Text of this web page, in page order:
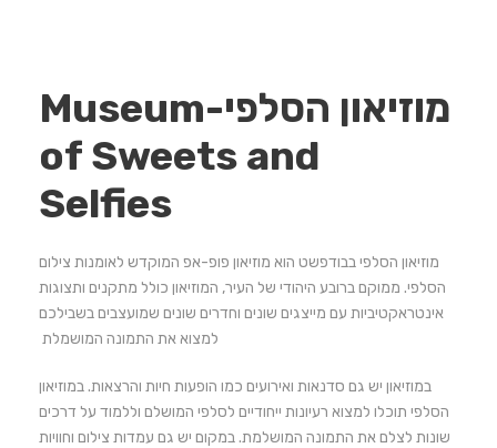
מוזיאון הסלפי-Museum
of Sweets and
Selfies
מוזיאון הסלפי בבודפשט הוא מוזיאון פופ-אפ המוקדש לאומנות צילום
הסלפי. ממוקם ברובע היהודי של העיר, המוזיאון כולל מתקנים ותצוגות
אינטראקטיביות עם מייצגים שונים וחדרים שונים שמועצבים בשבילכם
למצוא את התמונה המושמלת
במוזיאון יש גם סדנאות ואירועים כמו הופעות חיות והרצאות. במוזיאון
הסלפי תוכלו למצוא רעיונות ייחודיים לסלפי המושלם וללמוד על דרכים
שונות לצלם את התמונה המושלמת. במקום יש גם עמדות צילום וחוויות